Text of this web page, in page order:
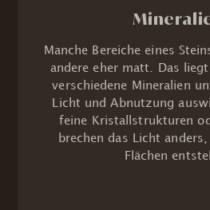
Manche Bereiche eines
andere eher matt. Das
verschiedene Mineralien
Licht und Abnutzung
feine Kristallstrukturen
brechen das Licht
Flächen